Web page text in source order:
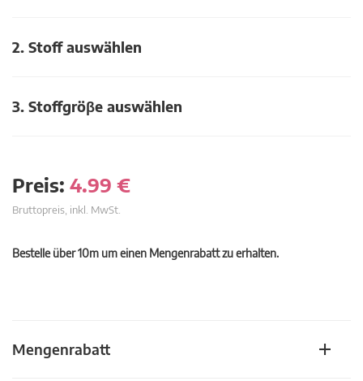
2. Stoff auswählen
3. Stoffgröβe auswählen
Preis: 4.99 €
Bruttopreis, inkl. MwSt.
Bestelle über 10m um einen Mengenrabatt zu erhalten.
Mengenrabatt